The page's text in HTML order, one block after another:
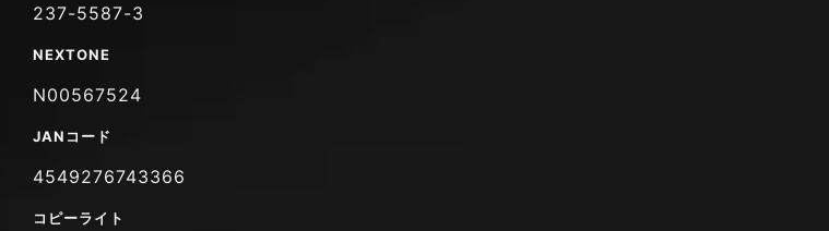
237-5587-3
NEXTONE
N00567524
JANコード
4549276743366
コピーライト